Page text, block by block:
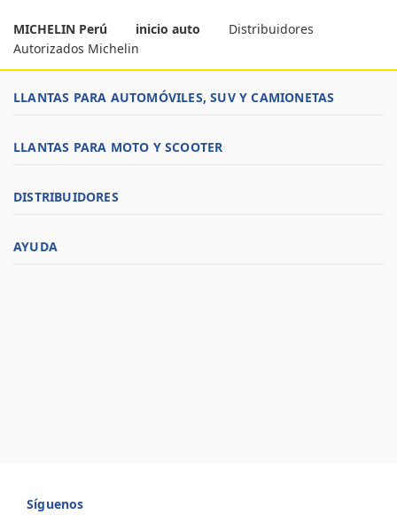
MICHELIN Perú inicio auto
Distribuidores
Autorizados Michelin
LLANTAS PARA AUTOMÓVILES, SUV Y CAMIONETAS
LLANTAS PARA MOTO Y SCOOTER
DISTRIBUIDORES
AYUDA
Síguenos